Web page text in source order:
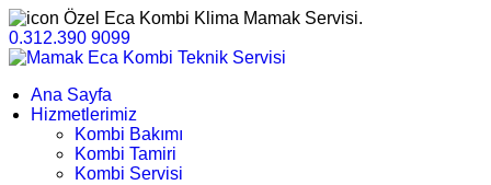
Özel Eca Kombi Klima Mamak Servisi.
0.312.390 9099
Ana Sayfa
Hizmetlerimiz
Kombi Bakımı
Kombi Tamiri
Kombi Servisi